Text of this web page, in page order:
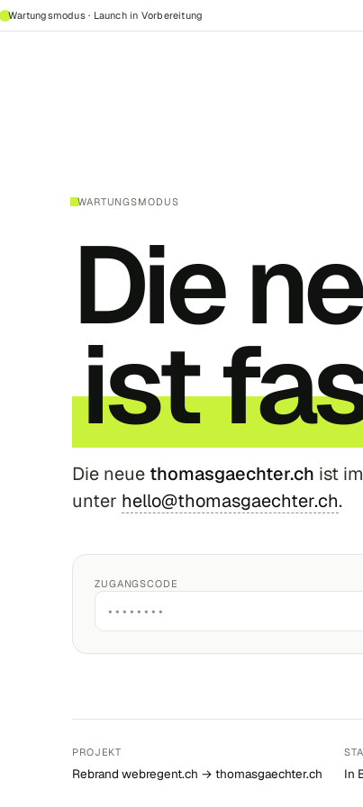
Wartungsmodus · Launch in Vorbereitung
WARTUNGSMODUS
Die
ist
Die neue thomasgaechter.ch ist
unter hello@thomasgaechter.ch.
ZUGANGSCODE
PROJEKT
Rebrand webregent.ch → thomasgaechter.ch In